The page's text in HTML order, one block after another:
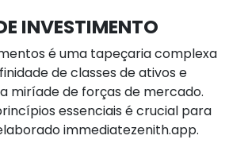
INVESTIMENTO
é uma tapeçaria complexa
de classes de ativos e
miríade de forças de mercado.
essenciais é crucial para
immediatezenith.app.